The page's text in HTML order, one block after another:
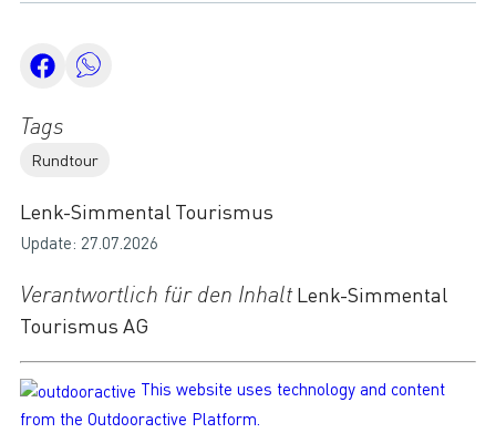
Tags
Rundtour
Lenk-Simmental Tourismus
Update: 27.07.2026
Verantwortlich für den InhaltLenk-Simmental
Tourismus AG
This website uses technology and content
from the Outdooractive Platform.